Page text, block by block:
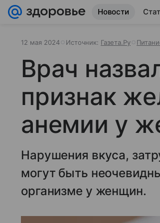
Новости
12 мая 2024 Источник: Газета.Ру
Врач
признак
анемии у
Нарушения вкуса,
могут быть
организме у женщин.